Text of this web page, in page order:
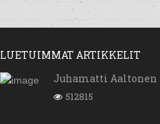
LUETUIMMAT ARTIKKELIT
Juhamatti Aaltonen
512815